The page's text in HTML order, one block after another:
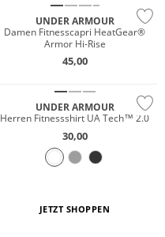
UNDER ARMOUR
Damen Fitnesscapri HeatGear®
Armor Hi-Rise
45,00
UNDER ARMOUR
Herren Fitnessshirt UA Tech™ 2.0
30,00
JETZT SHOPPEN